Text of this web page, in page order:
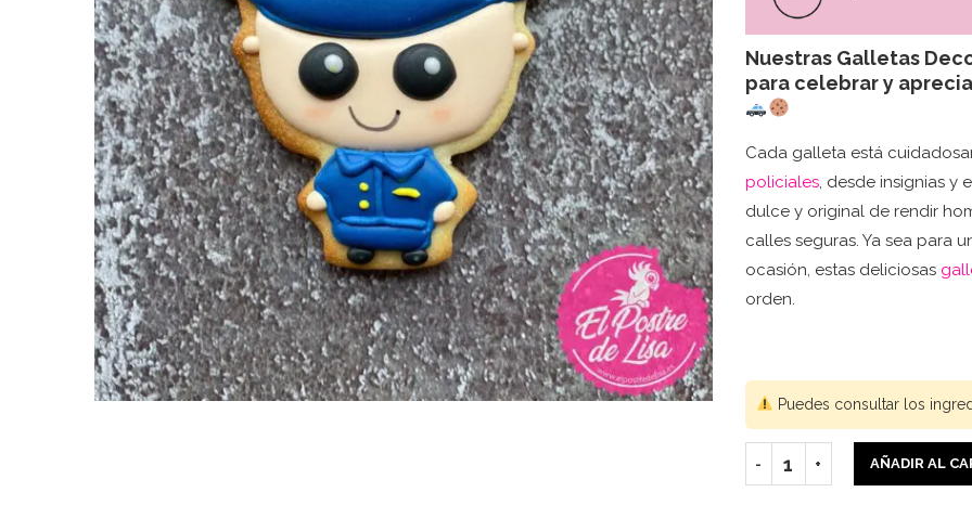
Nuestras Galletas
para celebrar y
Cada galleta está
policiales, desde insignias y
dulce y original de rendir
calles seguras. Ya sea para
ocasión, estas deliciosas
orden.
Puedes consultar los
AÑADIR AL